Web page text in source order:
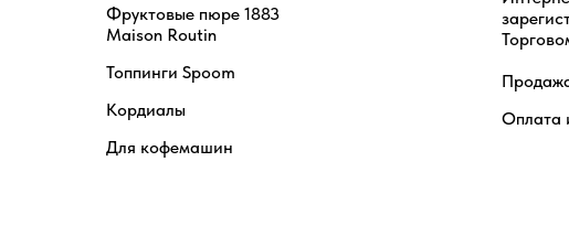
Фруктовые пюре 1883
Maison Routin
Топпинги Spoom
Кордиалы
Для кофемашин
Оплата